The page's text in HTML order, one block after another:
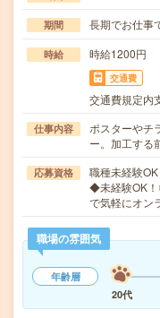
期間 長期でお仕事
時給 時給1200円
交通費
交通費規定内
仕事内容
ポスターやチ
ー。加工する
応募資格
職種未経験
◆未経験OK！
で気軽にオン
職場の雰囲気
年齢層
20代